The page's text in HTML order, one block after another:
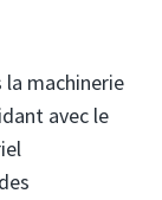
la machinerie
avec le